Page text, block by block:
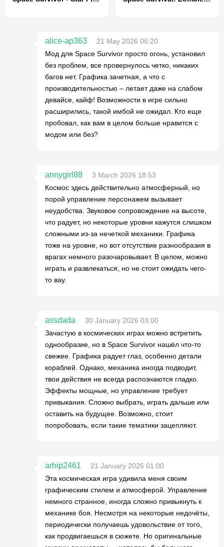
alice-ap363
21 May 2026 06:20
Мод для Space Survivor просто огонь, установил
без проблем, все провернулось четко, никаких
багов нет. Графика зачетная, а что с
производительностью – летает даже на слабом
девайсе, кайф! Возможности в игре сильно
расширились, такой имбой не ожидал. Кто еще
пробовал, как вам в целом больше нравится с
модом или без?
annygirl88
3 March 2026 18:53
Космос здесь действительно атмосферный, но
порой управление персонажем вызывает
неудобства. Звуковое сопровождение на высоте,
что радует, но некоторые уровни кажутся слишком
сложными из-за нечеткой механики. Графика
тоже на уровне, но вот отсутствие разнообразия в
врагах немного разочаровывает. В целом, можно
играть и развлекаться, но не стоит ожидать чего-
то вау.
assdada
30 January 2026 03:00
Зачастую в космических играх можно встретить
однообразие, но в Space Survivor нашёл что-то
свежее. Графика радует глаз, особенно детали
кораблей. Однако, механика иногда подводит,
твои действия не всегда распознаются гладко.
Эффекты мощные, но управление требует
привыкания. Сложно выбрать, играть дальше или
оставить на будущее. Возможно, стоит
попробовать, если такие тематики зацепляют.
arhip2461
21 January 2026 01:00
Эта космическая игра удивила меня своим
графическим стилем и атмосферой. Управление
немного странное, иногда сложно привыкнуть к
механике боя. Несмотря на некоторые недочёты,
периодически получаешь удовольствие от того,
как продвигаешься в сюжете. Но оригинальные